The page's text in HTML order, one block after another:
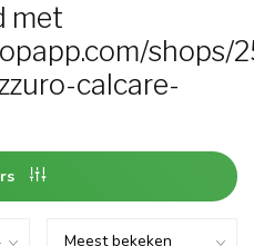
met
calcare-